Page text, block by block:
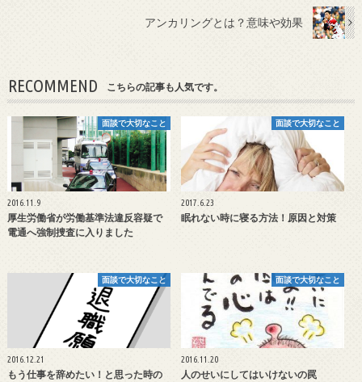
アンカリングとは？意味や効果
RECOMMEND こちらの記事も人気です。
面談で大切なこと
2016.11.9
厚生労働省が労働基準法違反容疑で
電通へ強制捜査に入りました
面談で大切なこと
2017.6.23
眠れない時に寝る方法！原因と対策
面談で大切なこと
2016.12.21
もう仕事を辞めたい！と思った時の
面談で大切なこと
2016.11.20
人のせいにしてはいけないの罠